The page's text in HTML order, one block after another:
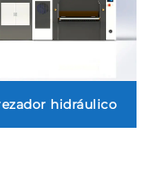
hidráulico